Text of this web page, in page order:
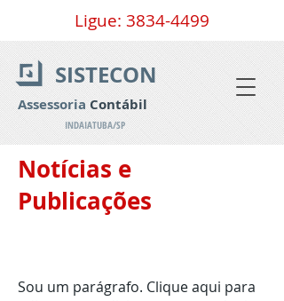
AssessoriaContábil
SISTECON
Ligue: 3834-4499
INDAIATUBA/SP
Notícias e
Publicações
Sou um parágrafo. Clique aqui para